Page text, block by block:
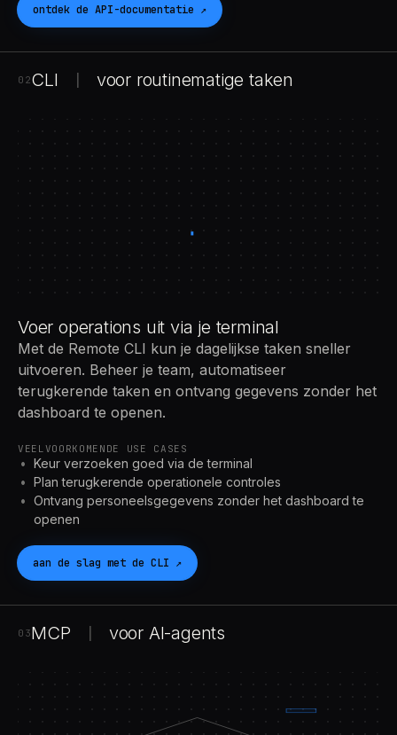
ontdek de API-documentatie ↗
02CLI voor routinematige taken
Voer operations uit via je terminal
Met de Remote CLI kun je dagelijkse taken sneller
uitvoeren. Beheer je team, automatiseer
terugkerende taken en ontvang gegevens zonder het
dashboard te openen.
VEELVOORKOMENDE USE CASES
Keur verzoeken goed via de terminal
Plan terugkerende operationele controles
Ontvang personeelsgegevens zonder het dashboard te
openen
aan de slag met de CLI ↗
03MCP voor AI-agents